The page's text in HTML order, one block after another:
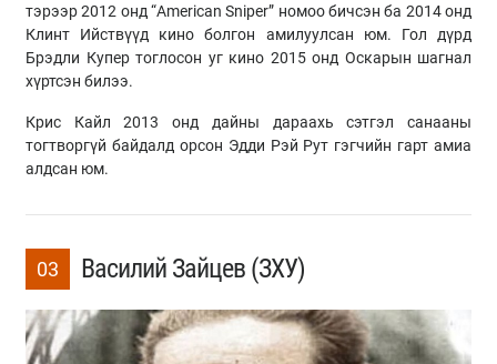
тэрээр 2012 онд “American Sniper” номоо бичсэн ба 2014 онд
Клинт Ийствүүд кино болгон амилуулсан юм. Гол дүрд
Брэдли Купер тоглосон уг кино 2015 онд Оскарын шагнал
хүртсэн билээ.
Крис Кайл 2013 онд дайны дараахь сэтгэл санааны
тогтворгүй байдалд орсон Эдди Рэй Рут гэгчийн гарт амиа
алдсан юм.
03 Василий Зайцев (ЗХУ)